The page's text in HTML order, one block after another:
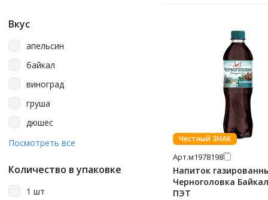
Вкус
апельсин
байкал
виноград
груша
дюшес
клубника
Посмотреть все
Количество в упаковке
1 шт
Честный ЗНАК
Арт.м1978198
Напиток
Черноголовка
ПЭТ